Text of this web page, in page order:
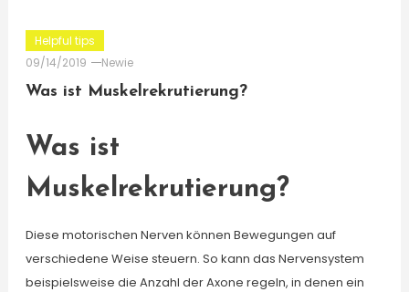
Helpful tips
09/14/2019
Newie
Was ist Muskelrekrutierung?
Was ist
Muskelrekrutierung?
Diese motorischen Nerven können Bewegungen auf
verschiedene Weise steuern. So kann das Nervensystem
beispielsweise die Anzahl der Axone regeln, in denen ein